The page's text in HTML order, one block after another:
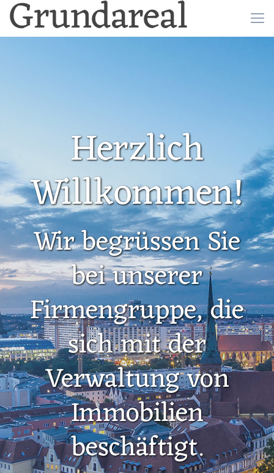
Grundareal
Herzlich
Willkommen!
Wir begrüssen Sie
bei unserer
Firmengruppe, die
sich mit der
Verwaltung von
Immobilien
beschäftigt.